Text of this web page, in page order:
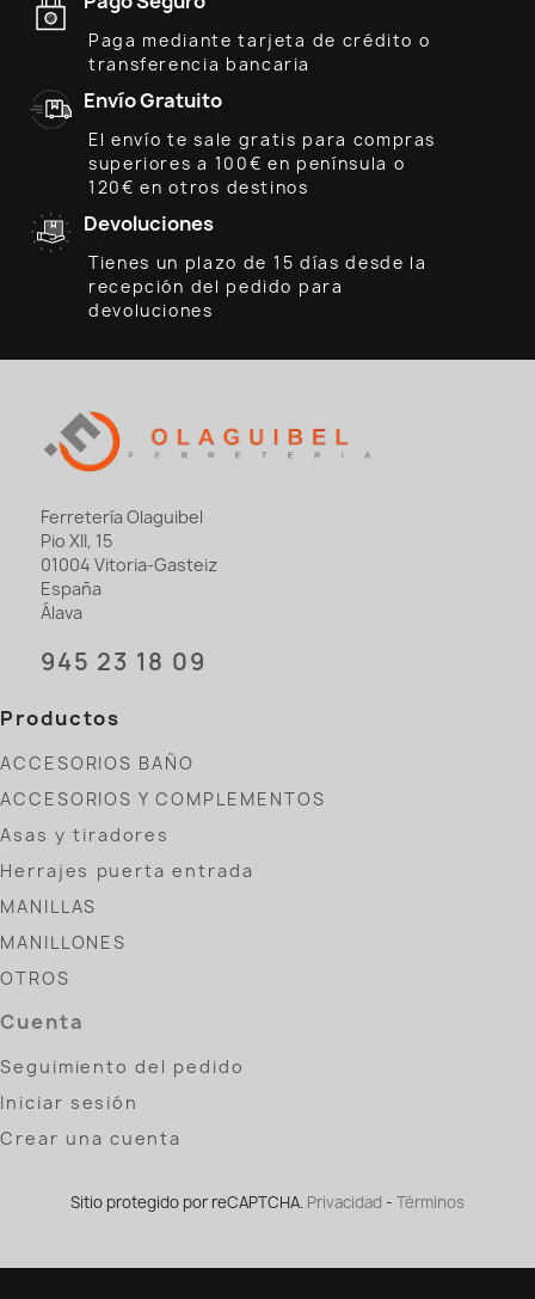
Paga mediante tarjeta de crédito o
transferencia bancaria
Envío Gratuito
El envío te sale gratis para compras
superiores a 100€ en península o
120€ en otros destinos
Devoluciones
Tienes un plazo de 15 días desde la
recepción del pedido para
devoluciones
Ferretería Olaguibel
Pio XII, 15
01004 Vitoria-Gasteiz
España
Álava
945 23 18 09
Productos
ACCESORIOS BAÑO
ACCESORIOS Y COMPLEMENTOS
Asas y tiradores
Herrajes puerta entrada
MANILLAS
MANILLONES
OTROS
Cuenta
Seguimiento del pedido
Iniciar sesión
Crear una cuenta
Sitio protegido por reCAPTCHA. Privacidad - Términos